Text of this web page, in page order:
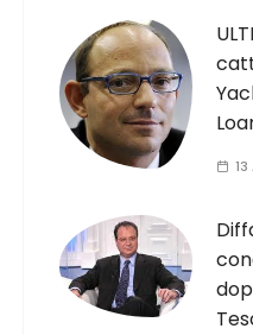
13